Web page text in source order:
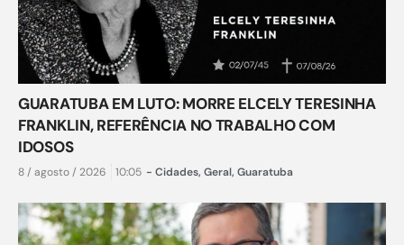
GUARATUBA EM LUTO: MORRE ELCELY TERESINHA
FRANKLIN, REFERÊNCIA NO TRABALHO COM
IDOSOS
8 / agosto / 2026 10:05 - Cidades, Geral, Guaratuba